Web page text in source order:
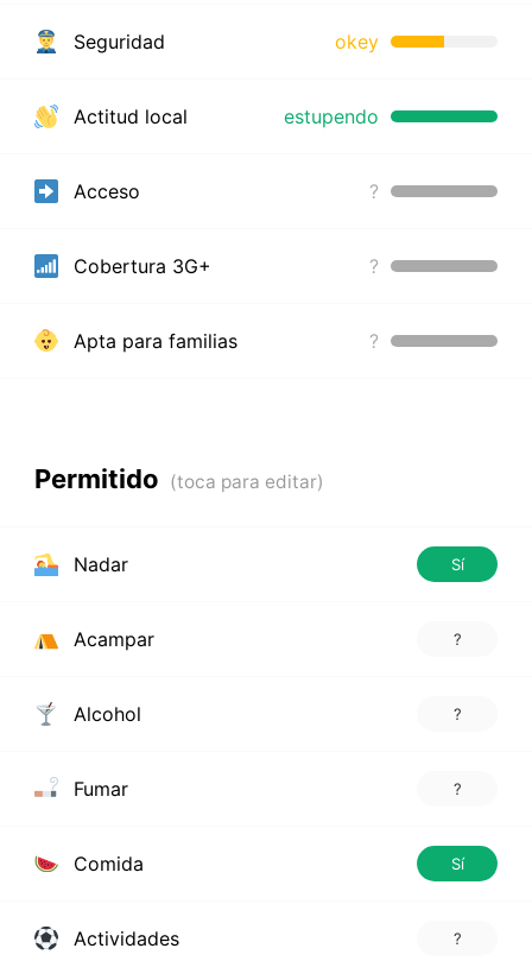
Seguridad okey
Actitud local estupendo
Acceso ?
Cobertura 3G+ ?
Apta para familias ?
Permitido
Nadar Sí
Acampar ?
Alcohol ?
Fumar ?
Comida Sí
Actividades ?